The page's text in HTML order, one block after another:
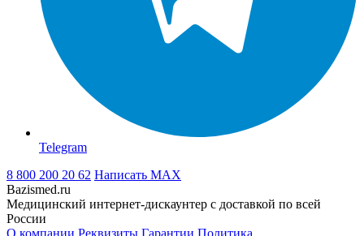
Telegram
8 800 200 20 62 Написать MAX
Bazismed.ru
Медицинский интернет-дискаунтер с доставкой по всей
России
О компании Реквизиты Гарантии Политика